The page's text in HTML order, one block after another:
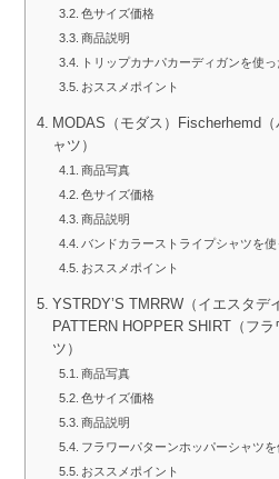
色サイズ価格
商品説明
トリップカナパカーディガンを使
おススメポイント
MODAS（モダス）Fischerhemd
ャツ）
商品写真
色サイズ価格
商品説明
バンドカラーストライプシャツを
おススメポイント
YSTRDY’S TMRRW（イエスタデ
PATTERN HOPPER SHIRT（フ
ツ）
商品写真
色サイズ価格
商品説明
フラワーパターンホッパーシャツ
おススメポイント